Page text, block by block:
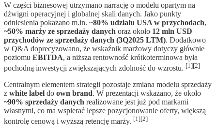
W części biznesowej utrzymano narrację o modelu opartym na
dźwigni operacyjnej i globalnej skali danych. Jako punkty
odniesienia pokazano m.in. ~80% udziału USA w przychodach,
~50% marży ze sprzedaży danych oraz około 12 mln USD
przychodów ze sprzedaży danych (3Q2025 LTM). Dodatkowo
w Q&A doprecyzowano, że wskaźnik marżowy dotyczy głównie
poziomu EBITDA, a niższa rentowność krótkoterminowa była
pochodną inwestycji zwiększających zdolność do wzrostu. [1][2]
Centralnym elementem strategii pozostaje zmiana modelu sprzedaży
z white label do own brand. W prezentacji wskazano, że około
~90% sprzedaży danych realizowane jest już pod markami
własnymi, co ma wspierać lepsze pozycjonowanie oferty, większą
kontrolę cenową i wyższą retencję marży. [1][2]